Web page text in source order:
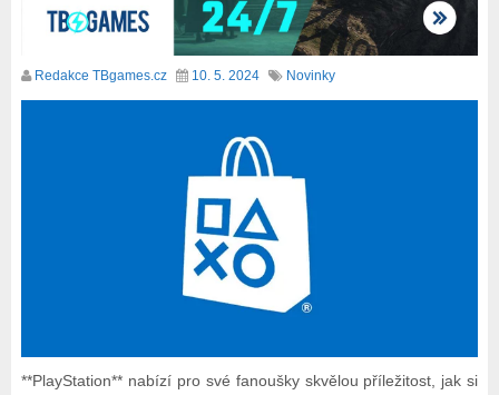
Redakce TBgames.cz 10. 5. 2024 Novinky
**PlayStation** nabízí pro své fanoušky skvělou příležitost, jak si